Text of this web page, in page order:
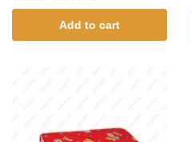
Add to cart